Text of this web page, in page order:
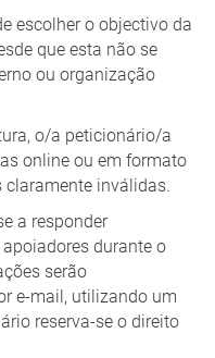
escolher o objectivo da
que esta não se
ou organização
o/a peticionário/a
online ou em formato
inválidas.
a responder
durante o
serão
e-mail, utilizando um
reserva-se o direito